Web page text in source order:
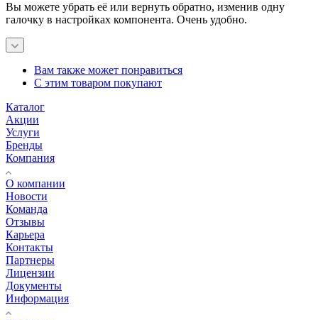
Вы можете убрать её или вернуть обратно, изменив одну
галочку в настройках компонента. Очень удобно.
Вам также может понравиться
С этим товаром покупают
Каталог
Акции
Услуги
Бренды
Компания
О компании
Новости
Команда
Отзывы
Карьера
Контакты
Партнеры
Лицензии
Документы
Информация